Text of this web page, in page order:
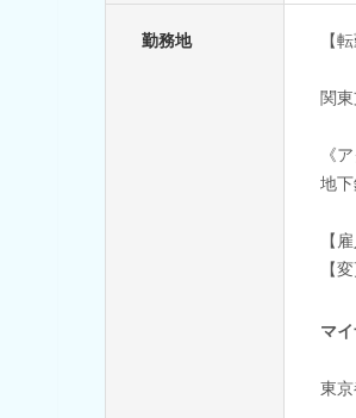
勤務地 【
関
《
地
【
【
マ
東